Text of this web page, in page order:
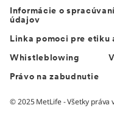
Informácie o
údajov
Linka pomoci pre etiku
Whistleblowing
Právo na zabudnutie
© 2025 MetLife - Všetky práva